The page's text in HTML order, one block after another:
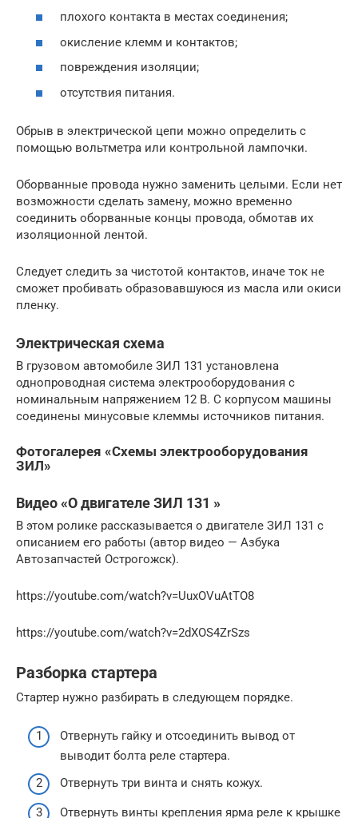
плохого контакта в местах соединения;
окисление клемм и контактов;
повреждения изоляции;
отсутствия питания.
Обрыв в электрической цепи можно определить с
помощью вольтметра или контрольной лампочки.
Оборванные провода нужно заменить целыми. Если нет
возможности сделать замену, можно временно
соединить оборванные концы провода, обмотав их
изоляционной лентой.
Следует следить за чистотой контактов, иначе ток не
сможет пробивать образовавшуюся из масла или окиси
пленку.
Электрическая схема
В грузовом автомобиле ЗИЛ 131 установлена
однопроводная система электрооборудования с
номинальным напряжением 12 В. С корпусом машины
соединены минусовые клеммы источников питания.
Фотогалерея «Схемы электрооборудования
ЗИЛ»
Видео «О двигателе ЗИЛ 131 »
В этом ролике рассказывается о двигателе ЗИЛ 131 с
описанием его работы (автор видео — Азбука
Автозапчастей Острогожск).
https://youtube.com/watch?v=UuxOVuAtTO8
https://youtube.com/watch?v=2dXOS4ZrSzs
Разборка стартера
Стартер нужно разбирать в следующем порядке.
Отвернуть гайку и отсоединить вывод от
выводит болта реле стартера.
Отвернуть три винта и снять кожух.
Отвернуть винты крепления ярма реле к крышке